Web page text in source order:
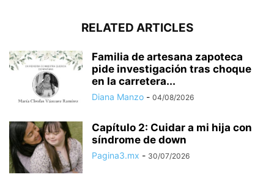
RELATED ARTICLES
Familia de artesana zapoteca
pide investigación tras choque
en la carretera...
Diana Manzo - 04/08/2026
Capítulo 2: Cuidar a mi hija con
síndrome de down
Pagina3.mx - 30/07/2026